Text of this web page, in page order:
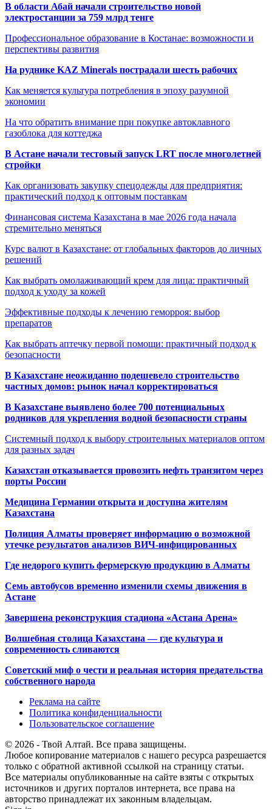
В области Абай начали строительство новой
электростанции за 759 млрд тенге
Профессиональное образование в Костанае: возможности и
перспективы развития
На руднике KAZ Minerals пострадали шесть рабочих
Как меняется культура потребления в эпоху разумной
экономии
На что обратить внимание при покупке автоклавного
газоблока для коттеджа
В Астане начали тестовый запуск LRT после многолетней
стройки
Как организовать закупку спецодежды для предприятия:
практический подход к оптовым поставкам
Финансовая система Казахстана в мае 2026 года начала
стремительно меняться
Курс валют в Казахстане: от глобальных факторов до личных
решений
Как выбрать омолаживающий крем для лица: практичный
подход к уходу за кожей
Эффективные подходы к лечению геморроя: выбор
препаратов
Как выбрать аптечку первой помощи: практичный подход к
безопасности
В Казахстане неожиданно подешевело строительство
частных домов: рынок начал корректироваться
В Казахстане выявлено более 700 потенциальных
родников для укрепления водной безопасности страны
Системный подход к выбору строительных материалов оптом
для разных задач
Казахстан отказывается провозить нефть транзитом через
порты России
Медицина Германии открыта и доступна жителям
Казахстана
Полиция Алматы проверяет информацию о возможной
утечке результатов анализов ВИЧ-инфицированных
Где недорого купить фермерскую продукцию в Алматы
Семь автобусов временно изменили схемы движения в
Астане
Завершена реконструкция стадиона «Астана Арена»
Волшебная столица Казахстана — где культура и
современность сливаются
Советский миф о чести и реальная история предательства
собственного народа
Реклама на сайте
Политика конфиденциальности
Пользовательское соглашение
© 2026 - Твой Алтай. Все права защищены.
Любое копирование материалов с нашего ресурса разрешается
только с обратной активной ссылкой на страницу статьи.
Все материалы опубликованные на сайте взяты с открытых
источников и других порталов интернета, все права на
авторство принадлежат их законным владельцам.